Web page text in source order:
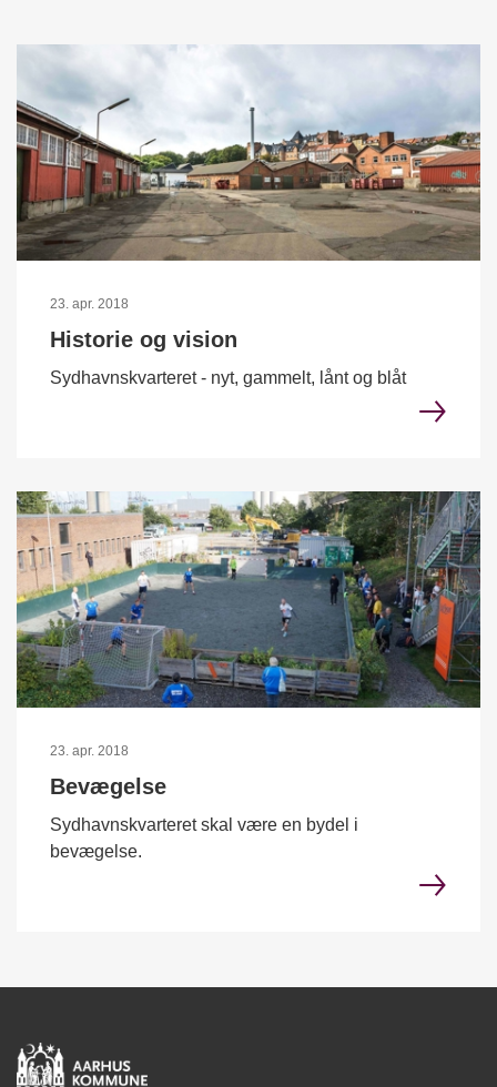
23. apr. 2018
Historie og vision
Sydhavnskvarteret - nyt, gammelt, lånt og blåt
23. apr. 2018
Bevægelse
Sydhavnskvarteret skal være en bydel i
bevægelse.